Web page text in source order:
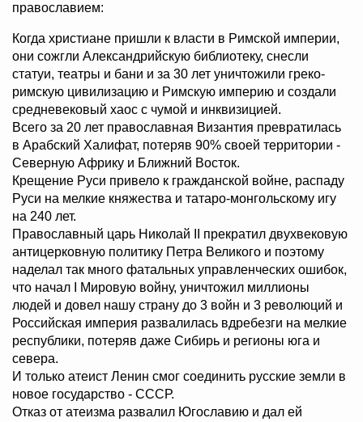
православием:
Когда христиане пришли к власти в Римской империи,
они сожгли Александрийскую библиотеку, снесли
статуи, театры и бани и за 30 лет уничтожили греко-
римскую цивилизацию и Римскую империю и создали
средневековый хаос с чумой и инквизицией.
Всего за 20 лет православная Византия превратилась
в Арабский Халифат, потеряв 90% своей территории -
Северную Африку и Ближний Восток.
Крещение Руси привело к гражданской войне, распаду
Руси на мелкие княжества и татаро-монгольскому игу
на 240 лет.
Православный царь Николай II прекратил двухвековую
антицерковную политику Петра Великого и поэтому
наделал так много фатальных управленческих ошибок,
что начал I Мировую войну, уничтожил миллионы
людей и довел нашу страну до 3 войн и 3 революций и
Российская империя развалилась вдребезги на мелкие
республики, потеряв даже Сибирь и регионы юга и
севера.
И только атеист Ленин смог соединить русские земли в
новое государство - СССР.
Отказ от атеизма развалил Югославию и дал ей